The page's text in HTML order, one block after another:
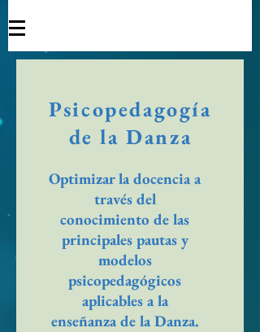
Psicopedagogía
de la Danza
Optimizar la docencia a
través del
conocimiento de las
principales pautas y
modelos
psicopedagógicos
aplicables a la
enseñanza de la Danza.